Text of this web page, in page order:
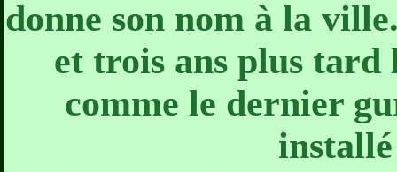
donne son nom à la
et trois ans plus tard
comme le dernier